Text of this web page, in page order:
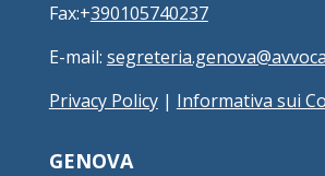
Fax:+390105740237
E-mail:
Privacy Policy| Informativa sui
GENOVA